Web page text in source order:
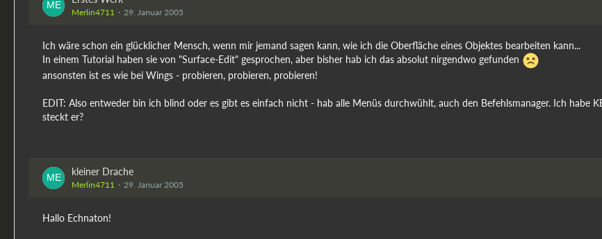
Merlin4711 29. Januar 2005
Ich wäre schon ein glücklicher Mensch, wenn mir jemand sagen kann, wie ich die Oberfläche eines Objektes bearbeiten kann...
In einem Tutorial haben sie von "Surface-Edit" gesprochen, aber bisher hab ich das absolut nirgendwo gefunden
ansonsten ist es wie bei Wings - probieren, probieren, probieren!
EDIT: Also entweder bin ich blind oder es gibt es einfach nicht - hab alle Menüs durchwühlt, auch den Befehlsmanager. Ich habe
steckt er?
kleiner Drache
Merlin4711 29. Januar 2005
Hallo Echnaton!